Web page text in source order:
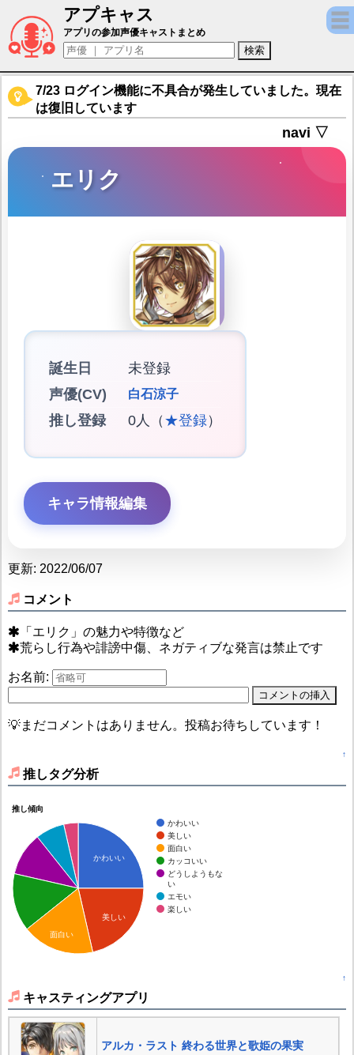
アプキャス
エリク（声優：白石涼子)【アルカ・ラスト
アプリの参加声優キャストまとめ
7/23 ログイン機能に不具合が発生していました。現在
は復旧しています
navi ▽
エリク
誕生日
未登録
声優(CV)
白石涼子
推し登録 0人（ ★登録）
キャラ情報編集
更新: 2022/06/07
コメント
「エリク」の魅力や特徴など
荒らし行為や誹謗中傷、ネガティブな発言は禁止です
お名前:
💡まだコメントはありません。投稿お待ちしています！
↑
推しタグ分析
推し傾向
かわいい
美しい
面白い
カッコいい
どうしようもな
い
エモい
楽しい
かわいい
美しい
面白い
↑
キャスティングアプリ
アルカ・ラスト 終わる世界と歌姫の果実